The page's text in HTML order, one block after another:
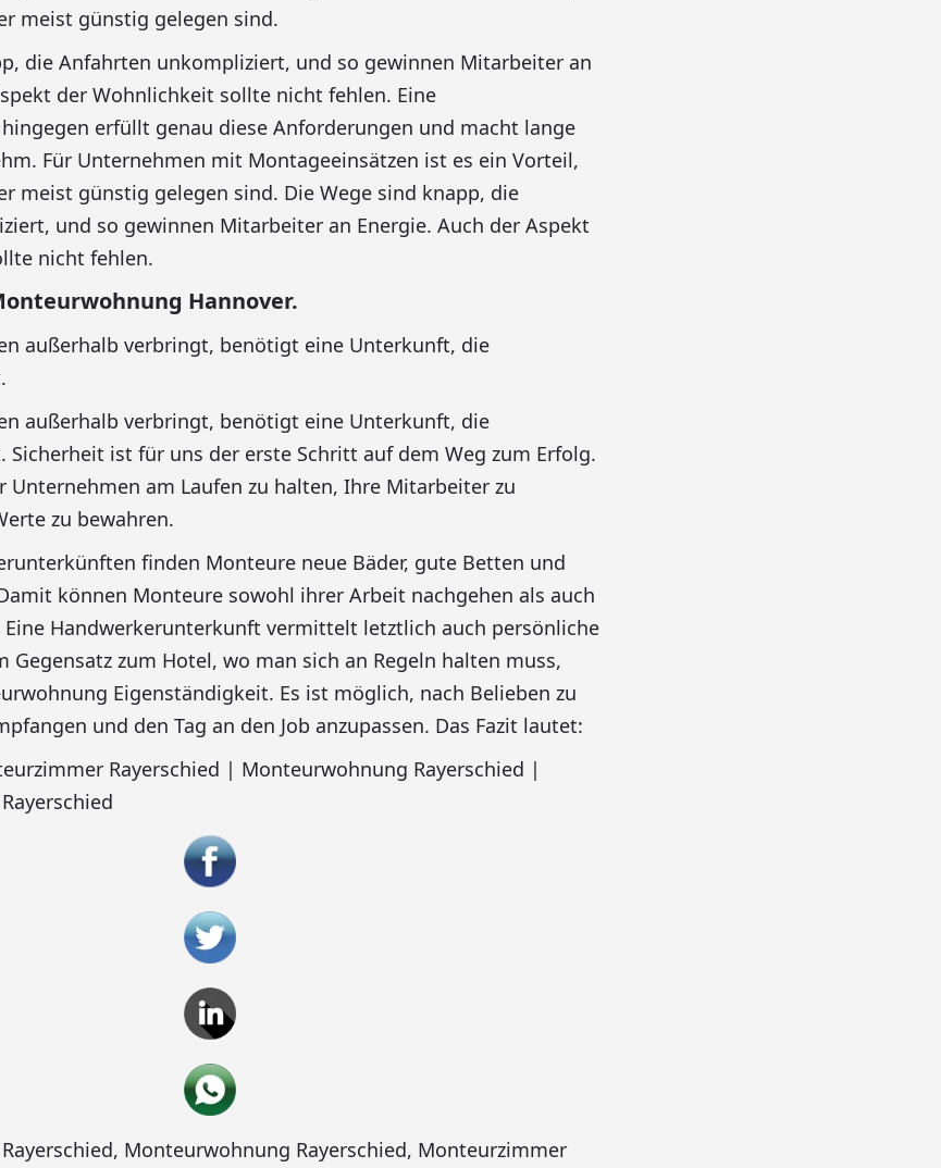
meist günstig gelegen sind.
die Anfahrten unkompliziert, und so gewinnen Mitarbeiter an
der Wohnlichkeit sollte nicht fehlen. Eine
erfüllt genau diese Anforderungen und macht lange
Für Unternehmen mit Montageeinsätzen ist es ein Vorteil,
meist günstig gelegen sind. Die Wege sind knapp, die
und so gewinnen Mitarbeiter an Energie. Auch der Aspekt
nicht fehlen.
Hannover.
außerhalb verbringt, benötigt eine Unterkunft, die
außerhalb verbringt, benötigt eine Unterkunft, die
Sicherheit ist für uns der erste Schritt auf dem Weg zum Erfolg.
Unternehmen am Laufen zu halten, Ihre Mitarbeiter zu
zu bewahren.
finden Monteure neue Bäder, gute Betten und
können Monteure sowohl ihrer Arbeit nachgehen als auch
Eine Handwerkerunterkunft vermittelt letztlich auch persönliche
Gegensatz zum Hotel, wo man sich an Regeln halten muss,
Eigenständigkeit. Es ist möglich, nach Belieben zu
und den Tag an den Job anzupassen. Das Fazit lautet:
Rayerschied | Monteurwohnung Rayerschied |
, Monteurwohnung Rayerschied, Monteurzimmer